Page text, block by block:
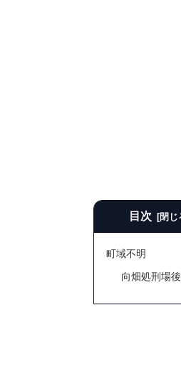
目次
町域不明
向畑処刑場後